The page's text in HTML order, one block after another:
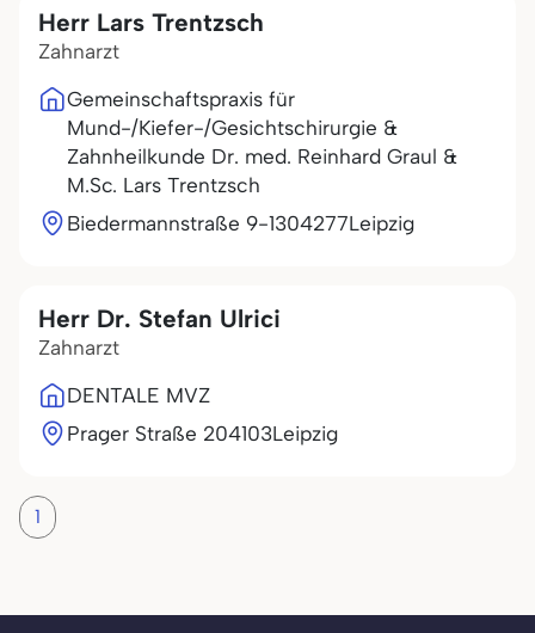
Herr Lars Trentzsch
Zahnarzt
Gemeinschaftspraxis für
Mund-/Kiefer-/Gesichtschirurgie &
Zahnheilkunde Dr. med. Reinhard Graul &
M.Sc. Lars Trentzsch
Biedermannstraße 9-1304277Leipzig
Herr Dr. Stefan Ulrici
Zahnarzt
DENTALE MVZ
Prager Straße 204103Leipzig
1